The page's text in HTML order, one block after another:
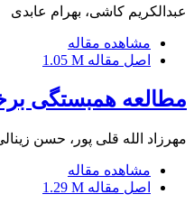
عبدالکریم کاشی، بهرام عابدی
مشاهده مقاله
اصل مقاله 1.05 M
مطالعه همبستگی
مهرزاد الله قلی پور، حسن
مشاهده مقاله
اصل مقاله 1.29 M